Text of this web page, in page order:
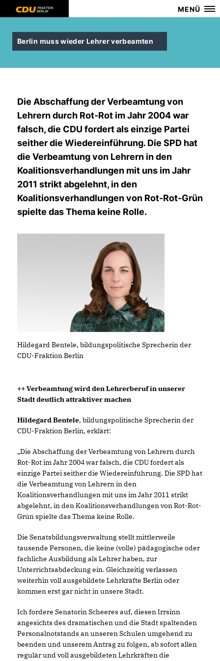
MENÜ
Berlin muss wieder Lehrer verbeamten
Die Abschaffung der Verbeamtung von
Lehrern durch Rot-Rot im Jahr 2004 war
falsch, die CDU fordert als einzige Partei
seither die Wiedereinführung. Die SPD hat
die Verbeamtung von Lehrern in den
Koalitionsverhandlungen mit uns im Jahr
2011 strikt abgelehnt, in den
Koalitionsverhandlungen von Rot-Rot-Grün
spielte das Thema keine Rolle.
Hildegard Bentele, bildungspolitische Sprecherin der
CDU-Fraktion Berlin
++ Verbeamtung wird den Lehrerberuf in unserer
Stadt deutlich attraktiver machen
Hildegard Bentele, bildungspolitische Sprecherin der
CDU-Fraktion Berlin, erklärt:
Die Abschaffung der Verbeamtung von Lehrern durch
Rot-Rot im Jahr 2004 war falsch, die CDU fordert als
einzige Partei seither die Wiedereinführung. Die SPD hat
die Verbeamtung von Lehrern in den
Koalitionsverhandlungen mit uns im Jahr 2011 strikt
abgelehnt, in den Koalitionsverhandlungen von Rot-Rot-
Grün spielte das Thema keine Rolle.
Die Senatsbildungsverwaltung stellt mittlerweile
tausende Personen, die keine (volle) pädagogische oder
fachliche Ausbildung als Lehrer haben, zur
Unterrichtsabdeckung ein. Gleichzeitig verlassen
weiterhin voll ausgebildete Lehrkräfte Berlin oder
kommen erst gar nicht in unsere Stadt.
Ich fordere Senatorin Scheeres auf, diesen Irrsinn
angesichts des dramatischen und die Stadt spaltenden
Personalnotstands an unseren Schulen umgehend zu
beenden und unserem Antrag zu folgen, ab sofort allen
regulär und voll ausgebildeten Lehrkräften die